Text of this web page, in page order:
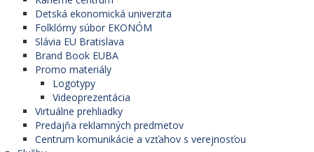
Detská ekonomická univerzita
Folklórny súbor EKONÓM
Slávia EU Bratislava
Brand Book EUBA
Promo materiály
Logotypy
Videoprezentácia
Virtuálne prehliadky
Predajňa reklamných predmetov
Centrum komunikácie a vzťahov s verejnosťou